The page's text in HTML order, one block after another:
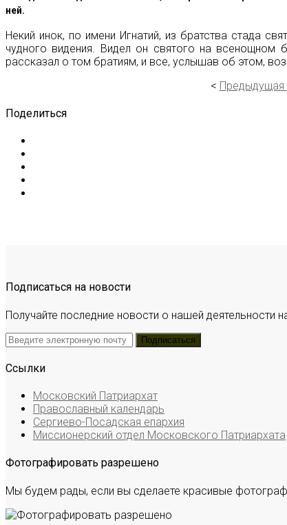
ней.
Некий инок, по имени Игнатий, из братства стада
чудного видения. Видел он святого на всенощном
рассказал о том братиям, и все, услышав об этом,
< Предыдущая
Поделиться
Подписаться на новости
Получайте последние новости о нашей деятельности
Ссылки
Московский Патриархат
Православный календарь
Сергиево-Посадская епархия
Миссионерский отдел Московского Патриархата
Фотографировать разрешено
Мы будем рады, если вы сделаете красивые